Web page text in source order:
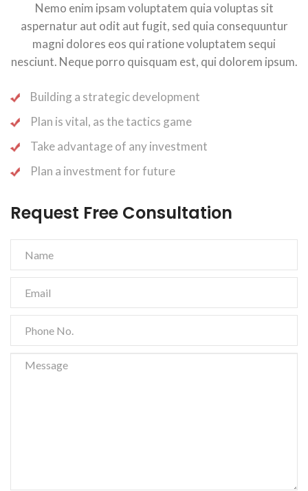
Nemo enim ipsam voluptatem quia voluptas sit
aspernatur aut odit aut fugit, sed quia consequuntur
magni dolores eos qui ratione voluptatem sequi
nesciunt. Neque porro quisquam est, qui dolorem ipsum.
Building a strategic development
Plan is vital, as the tactics game
Take advantage of any investment
Plan a investment for future
Request Free Consultation